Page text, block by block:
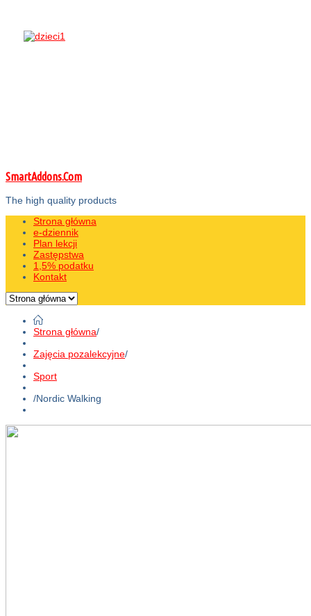
SmartAddons.Com
The high quality products
Strona główna
e-dziennik
Plan lekcji
Zastępstwa
1,5% podatku
Kontakt
Strona główna/
Zajęcia pozalekcyjne/
Sport
/Nordic Walking